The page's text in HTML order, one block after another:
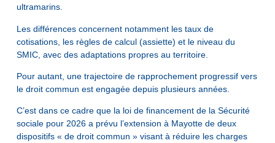
ultramarins.
Les différences concernent notamment les taux de
cotisations, les règles de calcul (assiette) et le niveau du
SMIC, avec des adaptations propres au territoire.
Pour autant, une trajectoire de rapprochement progressif vers
le droit commun est engagée depuis plusieurs années.
C’est dans ce cadre que la loi de financement de la Sécurité
sociale pour 2026 a prévu l’extension à Mayotte de deux
dispositifs « de droit commun » visant à réduire les charges